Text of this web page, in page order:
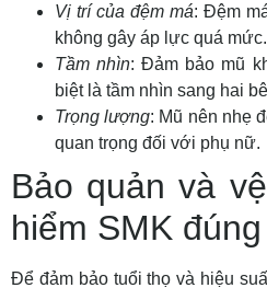
Vị trí của đệm má: Đệm
không gây áp lực quá mức.
Tầm nhìn: Đảm bảo mũ
biệt là tầm nhìn sang hai
Trọng lượng: Mũ nên nhẹ
quan trọng đối với phụ nữ.
Bảo quản và
hiểm SMK
Để đảm bảo tuổi thọ và hiệu